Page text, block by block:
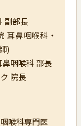
副部長
耳鼻咽喉科・
)
咽喉科 部長
院長
喉科専門医